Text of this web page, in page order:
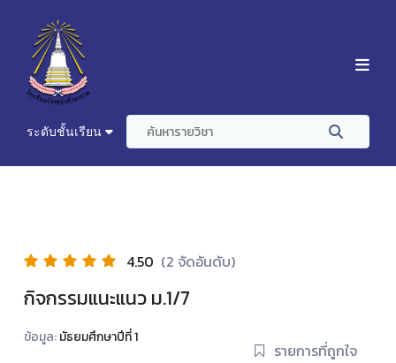
ระดับชั้นเรียน
4.50 (2 จัดอันดับ)
กิจกรรมแนะแนว ม.1/7
ข้อมูล:มัธยมศึกษาปีที่ 1
รายการที่ถูกใจ